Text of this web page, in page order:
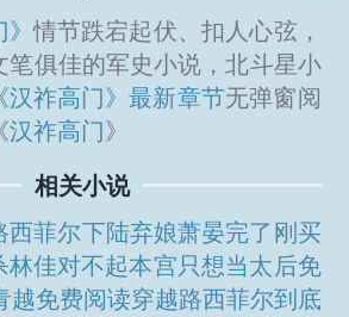
》情节跌宕起伏、扣人心弦，
笔俱佳的军史小说，北斗星小
汉祚高门》最新章节无弹窗阅
汉祚高门》
相关小说
西菲尔下陆弃娘萧晏完了刚买
林佳对不起本宫只想当太后免
越免费阅读穿越路西菲尔到底